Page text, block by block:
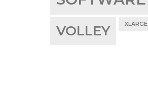
VOLLEY XLARGE